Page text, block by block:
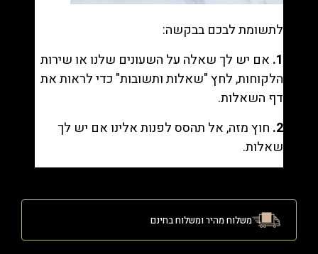
לתשומת לבכם בבקשה:
1. אם יש לך שאלה על השעונים שלנו או שירות
הלקוחות, לחץ "שאלות ותשובות" כדי לראות את
דף השאלות.
2. חוץ מזה, אל תהסס לפנות אלינו אם יש לך
שאלות.
משלוח מהיר ומשלוח בחינם